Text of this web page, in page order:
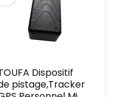
Dispositif
pistage,Tracker